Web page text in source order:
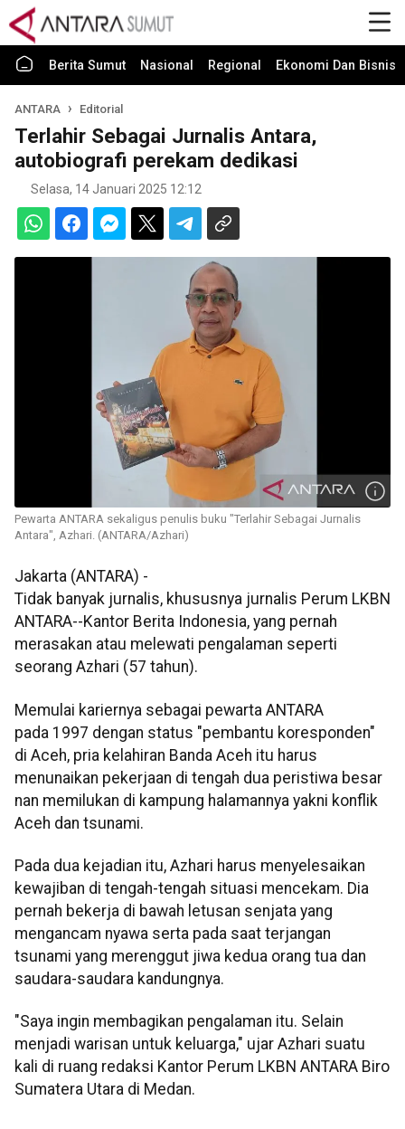
Berita Sumut Nasional Regional Ekonomi Dan Bisnis
ANTARA Editorial
Terlahir Sebagai Jurnalis Antara,
autobiografi perekam dedikasi
Selasa, 14 Januari 2025 12:12
Pewarta ANTARA sekaligus penulis buku "Terlahir Sebagai Jurnalis
Antara", Azhari. (ANTARA/Azhari)
Jakarta (ANTARA) -
Tidak banyak jurnalis, khususnya jurnalis Perum LKBN
ANTARA--Kantor Berita Indonesia, yang pernah
merasakan atau melewati pengalaman seperti
seorang Azhari (57 tahun).
Memulai kariernya sebagai pewarta ANTARA
pada 1997 dengan status "pembantu koresponden"
di Aceh, pria kelahiran Banda Aceh itu harus
menunaikan pekerjaan di tengah dua peristiwa besar
nan memilukan di kampung halamannya yakni konflik
Aceh dan tsunami.
Pada dua kejadian itu, Azhari harus menyelesaikan
kewajiban di tengah-tengah situasi mencekam. Dia
pernah bekerja di bawah letusan senjata yang
mengancam nyawa serta pada saat terjangan
tsunami yang merenggut jiwa kedua orang tua dan
saudara-saudara kandungnya.
"Saya ingin membagikan pengalaman itu. Selain
menjadi warisan untuk keluarga," ujar Azhari suatu
kali di ruang redaksi Kantor Perum LKBN ANTARA Biro
Sumatera Utara di Medan.